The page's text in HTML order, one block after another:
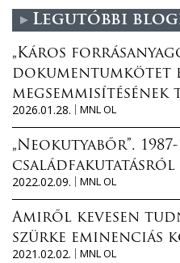
Legutóbbi
„Káros
dokumentumkötet
2026.01.28.
MNL OL
„Neokutyabőr”.
családfakutatásról
2022.02.09.
MNL OL
Amiről kevesen
szürke eminenciás
2021.02.02.
MNL OL